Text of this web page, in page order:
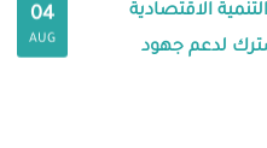
الاقتصادية
لدعم جهود
04
AUG